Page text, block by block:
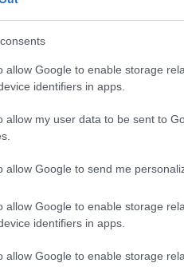
allow Google to enable storage
identifiers in apps.
allow my user data to be sent to
allow Google to send me
allow Google to enable storage
identifiers in apps.
allow Google to enable storage
rec116
FÜGGETLEN
a Recorder hasábjain, hogy